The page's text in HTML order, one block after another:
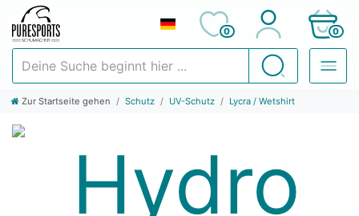
Suchen
0 0
Zur Startseite gehen Schutz UV-Schutz Lycra / Wetshirt